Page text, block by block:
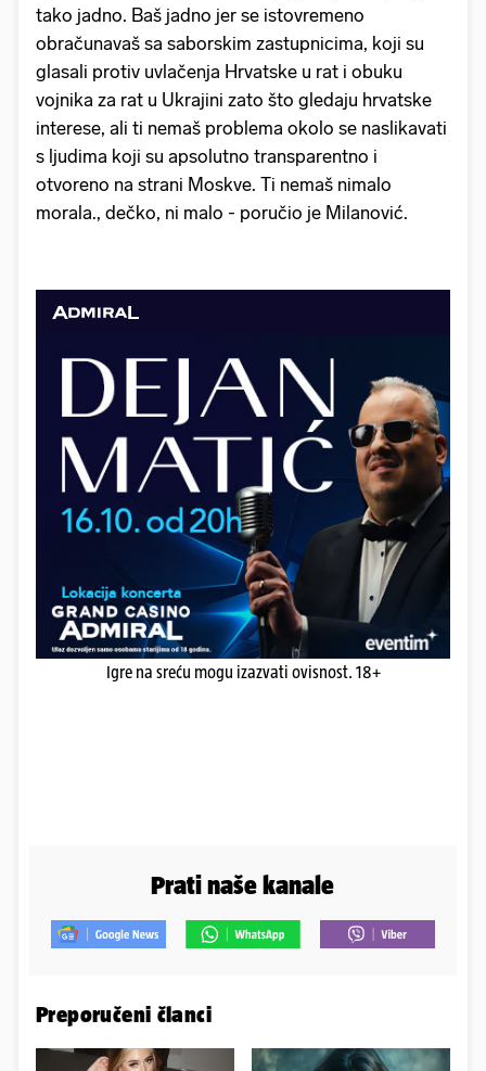
tako jadno. Baš jadno jer se istovremeno
obračunavaš sa saborskim zastupnicima, koji su
glasali protiv uvlačenja Hrvatske u rat i obuku
vojnika za rat u Ukrajini zato što gledaju hrvatske
interese, ali ti nemaš problema okolo se naslikavati
s ljudima koji su apsolutno transparentno i
otvoreno na strani Moskve. Ti nemaš nimalo
morala., dečko, ni malo - poručio je Milanović.
Igre na sreću mogu izazvati ovisnost. 18+
Prati naše kanale
Preporučeni članci